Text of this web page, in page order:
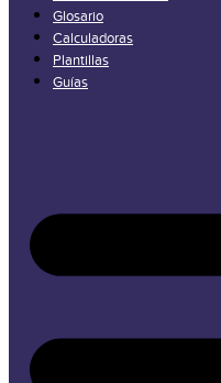
Glosario
Calculadoras
Plantillas
Guías